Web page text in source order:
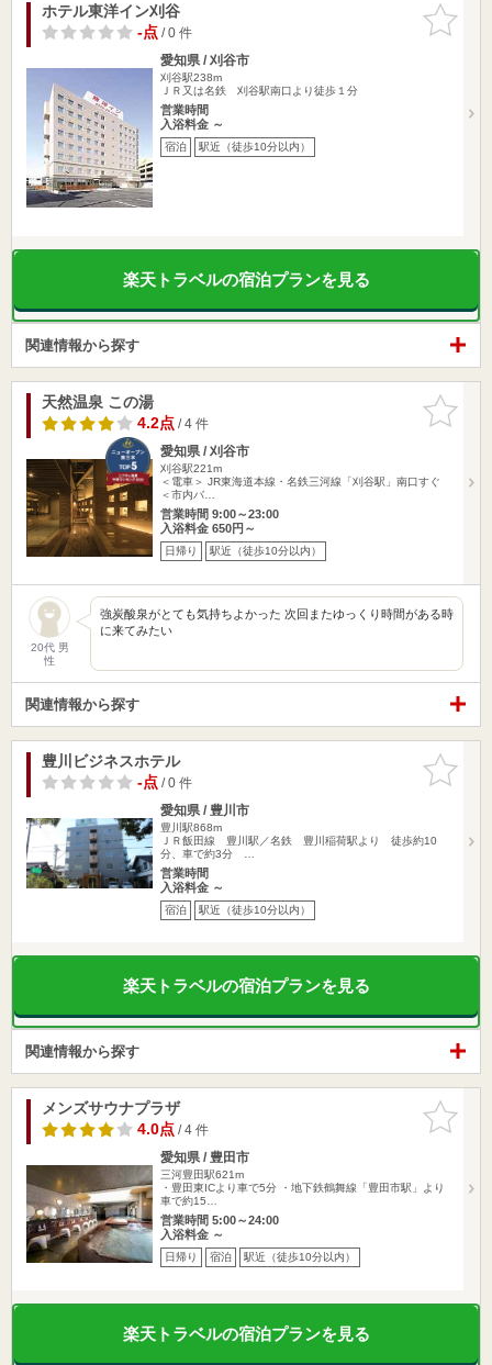
お気に入
りに追加
ホテル東洋イン刈谷
-点/ 0 件
愛知県 / 刈谷市
刈谷駅238m
ＪＲ又は名鉄 刈谷駅南口より徒歩１分
営業時間
入浴料金 ～
宿泊 駅近（徒歩10分以内）
楽天トラベルの宿泊プランを見る
関連情報から探す
お気に入
りに追加
天然温泉 この湯
4.2点/ 4 件
愛知県 / 刈谷市
刈谷駅221m
＜電車＞ JR東海道本線・名鉄三河線「刈谷駅」南口すぐ
＜市内バ…
営業時間 9:00～23:00
入浴料金 650円～
日帰り 駅近（徒歩10分以内）
20代 男
性
強炭酸泉がとても気持ちよかった 次回またゆっくり時間がある時
に来てみたい
関連情報から探す
お気に入
りに追加
豊川ビジネスホテル
-点/ 0 件
愛知県 / 豊川市
豊川駅868m
ＪＲ飯田線 豊川駅／名鉄 豊川稲荷駅より 徒歩約10
分、車で約3分 …
営業時間
入浴料金 ～
宿泊 駅近（徒歩10分以内）
楽天トラベルの宿泊プランを見る
関連情報から探す
お気に入
りに追加
メンズサウナプラザ
4.0点/ 4 件
愛知県 / 豊田市
三河豊田駅621m
・豊田東ICより車で5分 ・地下鉄鶴舞線「豊田市駅」より
車で約15…
営業時間 5:00～24:00
入浴料金 ～
日帰り 宿泊 駅近（徒歩10分以内）
楽天トラベルの宿泊プランを見る